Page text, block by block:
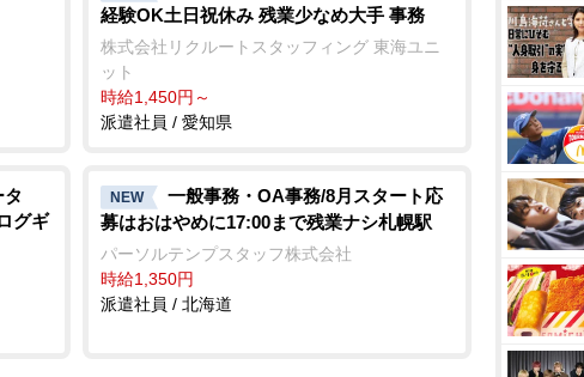
経験OK土日祝休み 残業少なめ大手 事務
株式会社リクルートスタッフィング 東海ユニ
ット
時給1,450円～
派遣社員 / 愛知県
グギ
NEW
一般事務・OA事務/8月スタート応
募はおはやめに17:00まで残業ナシ札幌駅
パーソルテンプスタッフ株式会社
時給1,350円
派遣社員 / 北海道